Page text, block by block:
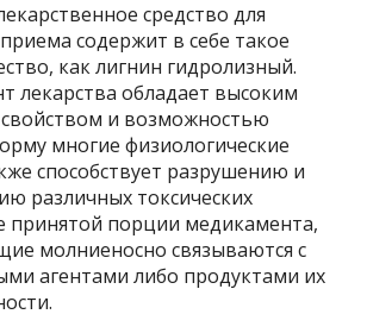
средство для
содержит в себе такое
как лигнин гидролизный.
лекарства обладает высоким
и возможностью
многие физиологические
способствует разрушению и
различных токсических
принятой порции медикамента,
молниеносно связываются с
агентами либо продуктами их